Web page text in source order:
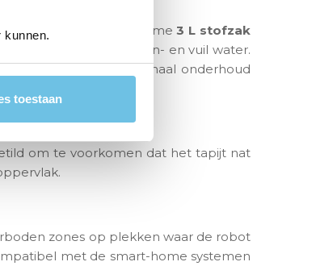
kunnen.
toestaan
is voorzien van een ruime3 L stofzak
voor schoon- en vuil water.
ervaring met minimaal onderhoud
om te voorkomen dat het tapijt nat
zones op plekken waar de robot
met de smart-home systemen